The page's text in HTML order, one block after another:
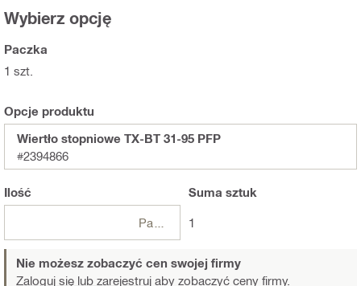
Wybierz opcję
Paczka
1 szt.
Opcje produktu
Wiertło stopniowe TX-BT 31-95 PFP
#2394866
Ilość Suma sztuk
1
Nie możesz zobaczyć cen swojej firmy
Zaloguj się lub zarejestruj aby zobaczyć ceny firmy.